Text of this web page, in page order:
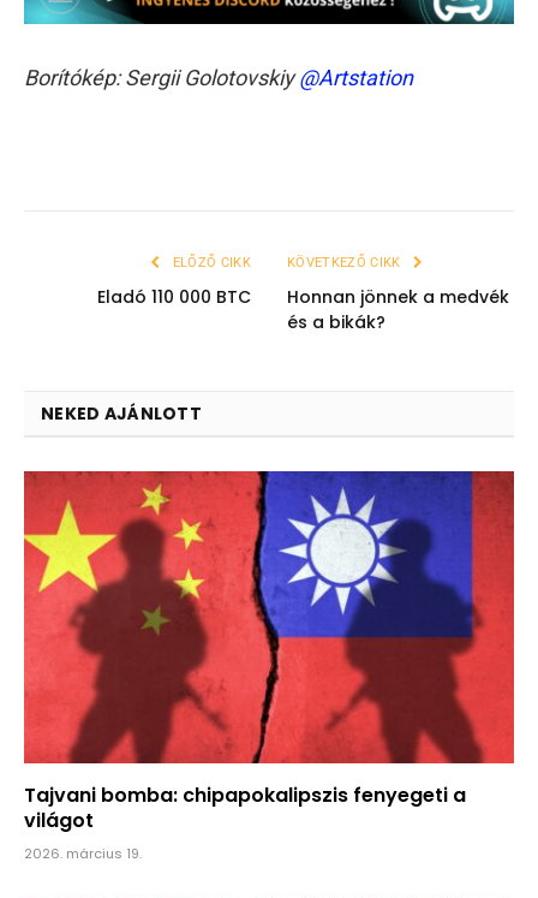
Borítókép: Sergii Golotovskiy@Artstation
ELŐZŐ CIKK
Eladó 110 000 BTC
KÖVETKEZŐ CIKK
Honnan jönnek a medvék
és a bikák?
NEKED AJÁNLOTT
Tajvani bomba: chipapokalipszis fenyegeti a
világot
2026. március 19.